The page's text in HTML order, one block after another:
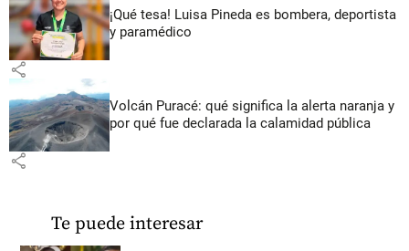
¡Qué tesa! Luisa Pineda es bombera, deportista
y paramédico
share
Volcán Puracé: qué significa la alerta naranja y
por qué fue declarada la calamidad pública
share
Te puede interesar